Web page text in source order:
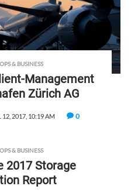
& BUSINESS
Management
Zürich AG
12, 2017, 10:19 AM
0
& BUSINESS
2017 Storage
Report